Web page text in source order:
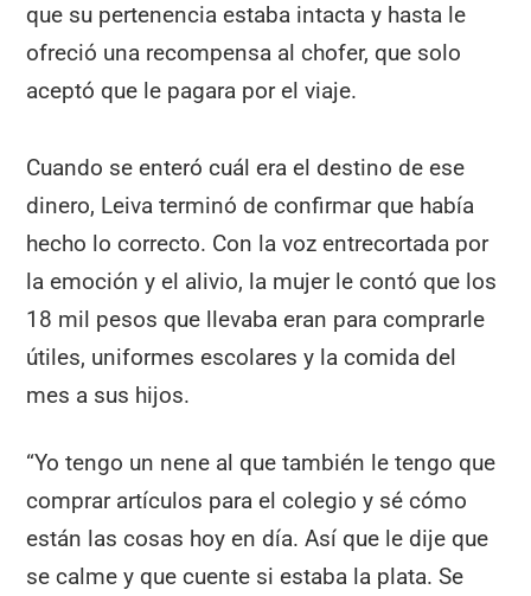
que su pertenencia estaba intacta y hasta le
ofreció una recompensa al chofer, que solo
aceptó que le pagara por el viaje.
Cuando se enteró cuál era el destino de ese
dinero, Leiva terminó de confirmar que había
hecho lo correcto. Con la voz entrecortada por
la emoción y el alivio, la mujer le contó que los
18 mil pesos que llevaba eran para comprarle
útiles, uniformes escolares y la comida del
mes a sus hijos.
“Yo tengo un nene al que también le tengo que
comprar artículos para el colegio y sé cómo
están las cosas hoy en día. Así que le dije que
se calme y que cuente si estaba la plata. Se